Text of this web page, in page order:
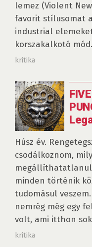
lemez (Violent
favorit stílusomat
industrial
korszakalkotó
kritika
Húsz év.
csodálkoznom,
megállíthatatlanul
minden történik
tudomásul
nemrég még egy
volt, ami itthon
kritika